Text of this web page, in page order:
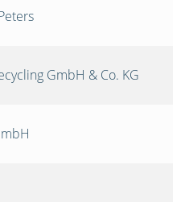
GmbH & Co. KG